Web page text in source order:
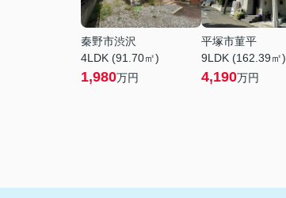
秦野市渋沢
4LDK (91.70㎡)
1,980万円
平塚市菫平
9LDK (162.39㎡)
4,190万円